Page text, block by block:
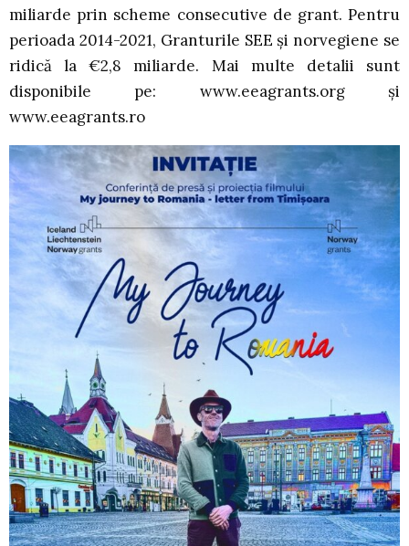
miliarde prin scheme consecutive de grant. Pentru
perioada 2014-2021, Granturile SEE și norvegiene se
ridică la €2,8 miliarde. Mai multe detalii sunt
disponibile pe: www.eeagrants.org și
www.eeagrants.ro